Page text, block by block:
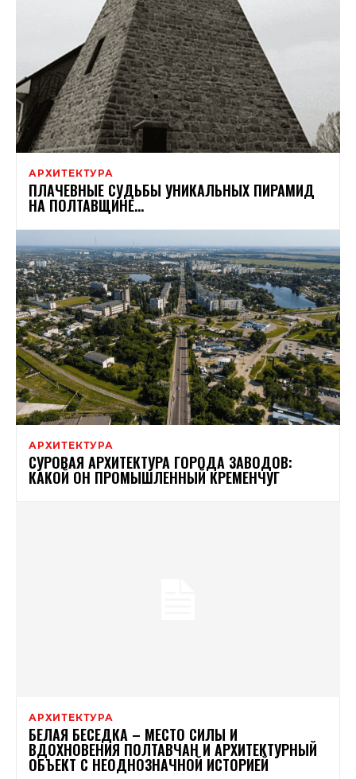
АРХИТЕКТУРА
ПЛАЧЕВНЫЕ СУДЬБЫ УНИКАЛЬНЫХ ПИРАМИД
НА ПОЛТАВЩИНЕ…
АРХИТЕКТУРА
СУРОВАЯ АРХИТЕКТУРА ГОРОДА ЗАВОДОВ:
КАКОЙ ОН ПРОМЫШЛЕННЫЙ КРЕМЕНЧУГ
АРХИТЕКТУРА
БЕЛАЯ БЕСЕДКА – МЕСТО СИЛЫ И
ВДОХНОВЕНИЯ ПОЛТАВЧАН И АРХИТЕКТУРНЫЙ
ОБЪЕКТ С НЕОДНОЗНАЧНОЙ ИСТОРИЕЙ